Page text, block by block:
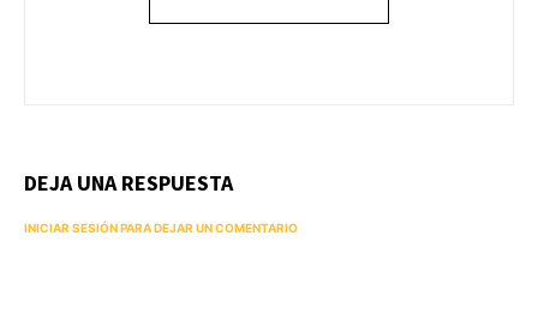
DEJA UNA RESPUESTA
INICIAR SESIÓN PARA DEJAR UN COMENTARIO